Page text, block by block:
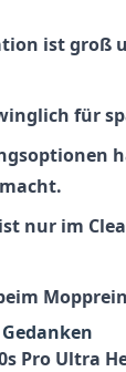
ist groß
für
nur im
Pro Ultra